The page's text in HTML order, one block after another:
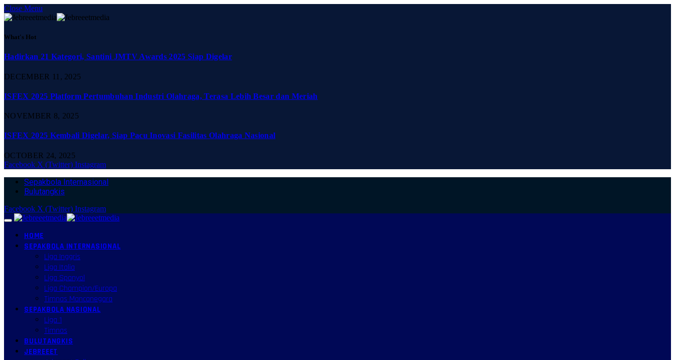
Close Menu
What's Hot
Hadirkan 21 Kategori, Santini JMTV Awards 2025 Siap Digelar
DECEMBER 11, 2025
ISFEX 2025 Platform Pertumbuhan Industri Olahraga, Terasa Lebih Besar dan Meriah
NOVEMBER 8, 2025
ISFEX 2025 Kembali Digelar, Siap Pacu Inovasi Fasilitas Olahraga Nasional
OCTOBER 24, 2025
Facebook X (Twitter) Instagram
Sepakbola Internasional
Bulutangkis
Facebook X (Twitter) Instagram
HOME
SEPAKBOLA INTERNASIONAL
Liga Inggris
Liga Italia
Liga Spanyol
Liga Champion/Europa
Timnas Mancanegara
SEPAKBOLA NASIONAL
Liga 1
Timnas
BULUTANGKIS
JEBREEET